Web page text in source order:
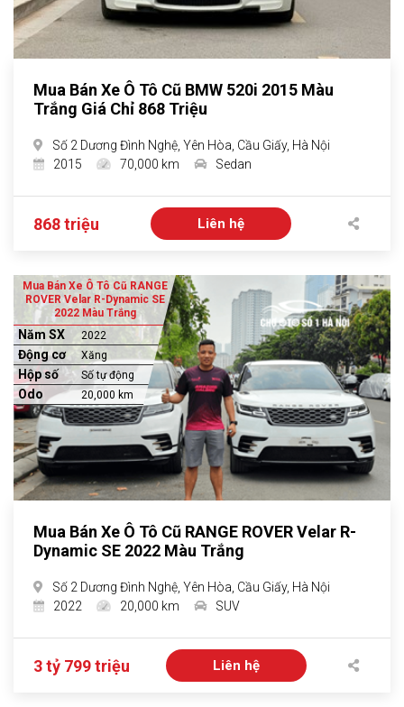
Mua Bán Xe Ô Tô Cũ BMW 520i 2015 Màu
Trắng Giá Chỉ 868 Triệu
Số 2 Dương Đình Nghệ, Yên Hòa, Cầu Giấy, Hà Nội
2015
70,000 km Sedan
868 triệu Liên hệ
Mua Bán Xe Ô Tô Cũ RANGE
ROVER Velar R-Dynamic SE
2022 Màu Trắng
Năm SX 2022
Động cơ Xăng
Hộp số Số tự động
Odo 20,000 km
Mua Bán Xe Ô Tô Cũ RANGE ROVER Velar R-
Dynamic SE 2022 Màu Trắng
Số 2 Dương Đình Nghệ, Yên Hòa, Cầu Giấy, Hà Nội
2022
20,000 km SUV
3 tỷ 799 triệu Liên hệ